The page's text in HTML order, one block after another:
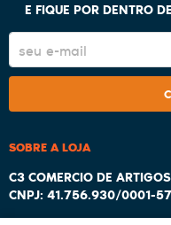
E FIQUE POR DENTRO
SOBRE A LOJA
C3 COMERCIO DE
CNPJ: 41.756.930/0001-57